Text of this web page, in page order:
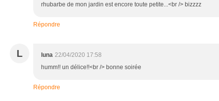
rhubarbe de mon jardin est encore toute petite...<br /> bizzzz
Répondre
L luna 22/04/2020 17:58
humm!! un délice!!<br /> bonne soirée
Répondre